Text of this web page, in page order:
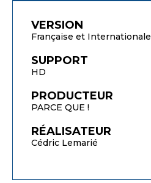
VERSION
Française et Internationale
SUPPORT
HD
PRODUCTEUR
PARCE QUE !
RÉALISATEUR
Cédric Lemarié